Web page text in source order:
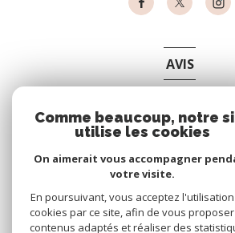
AVIS
Comme beaucoup, notre
utilise les cookies
On aimerait vous accompagner
votre visite.
En poursuivant, vous acceptez
cookies par ce site, afin de vous
contenus adaptés et réaliser des